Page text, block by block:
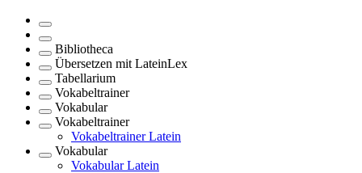
Bibliotheca
Übersetzen mit LateinLex
Tabellarium
Vokabeltrainer
Vokabular
Vokabeltrainer
Vokabeltrainer Latein
Vokabular
Vokabular Latein